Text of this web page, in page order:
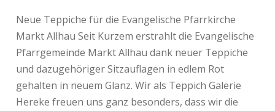
Neue Teppiche für die Evangelische Pfarrkirche
Markt Allhau Seit Kurzem erstrahlt die Evangelische
Pfarrgemeinde Markt Allhau dank neuer Teppiche
und dazugehöriger Sitzauflagen in edlem Rot
gehalten in neuem Glanz. Wir als Teppich Galerie
Hereke freuen uns ganz besonders, dass wir die